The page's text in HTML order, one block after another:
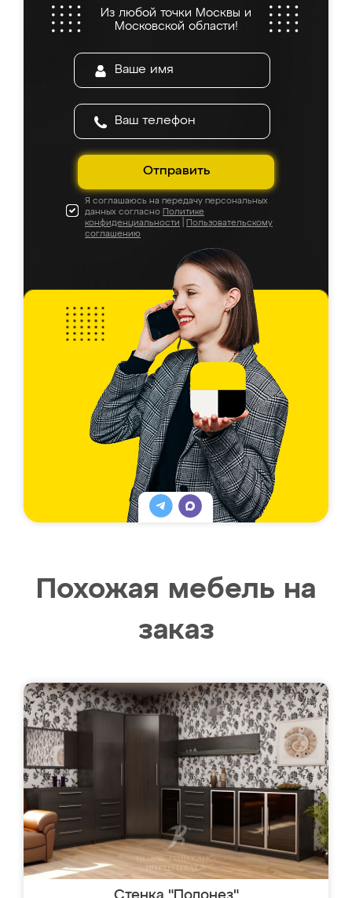
Из любой точки Москвы и
Московской области!
Отправить
Я соглашаюсь на передачу персональных
данных согласно Политике
конфиденциальности
Пользовательскому
соглашению
Похожая мебель на
заказ